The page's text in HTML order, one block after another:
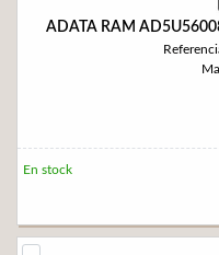
ADATA RAM
En stock